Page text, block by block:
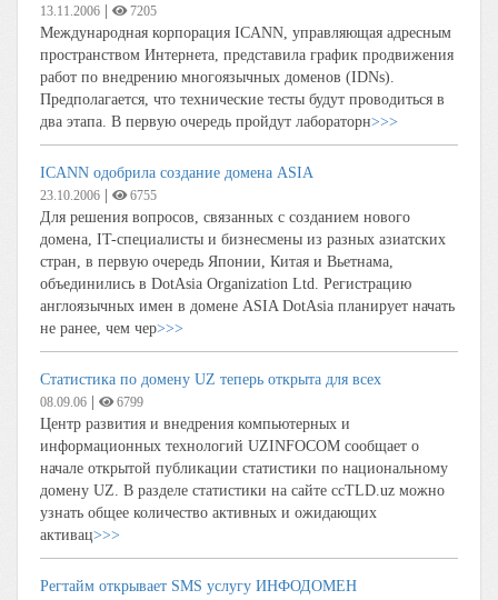
13.11.2006 7205
Международная корпорация ICANN, управляющая адресным
пространством Интернета, представила график продвижения
работ по внедрению многоязычных доменов (IDNs).
Предполагается, что технические тесты будут проводиться в
два этапа. В первую очередь пройдут лабораторн>>>
ICANN одобрила создание домена ASIA
23.10.2006 6755
Для решения вопросов, связанных с созданием нового
домена, IT-специалисты и бизнесмены из разных азиатских
стран, в первую очередь Японии, Китая и Вьетнама,
объединились в DotAsia Organization Ltd. Регистрацию
англоязычных имен в домене ASIA DotAsia планирует начать
не ранее, чем чер>>>
Статистика по домену UZ теперь открыта для всех
08.09.06 6799
Центр развития и внедрения компьютерных и
информационных технологий UZINFOCOM сообщает о
начале открытой публикации статистики по национальному
домену UZ. В разделе статистики на сайте ccTLD.uz можно
узнать общее количество активных и ожидающих
активац>>>
Регтайм открывает SMS услугу ИНФОДОМЕН